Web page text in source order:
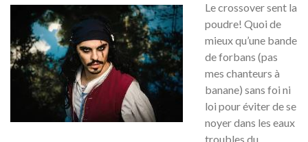
Le crossover sent la
poudre! Quoi de
mieux qu’une bande
de forbans (pas
mes chanteurs à
banane) sans foi ni
loi pour éviter de se
noyer dans les eaux
troubles du